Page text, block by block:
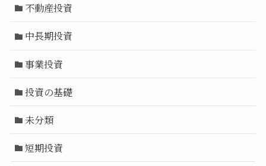
不動産投資
中長期投資
事業投資
投資の基礎
未分類
短期投資